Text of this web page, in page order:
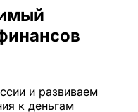
и развиваем
к деньгам